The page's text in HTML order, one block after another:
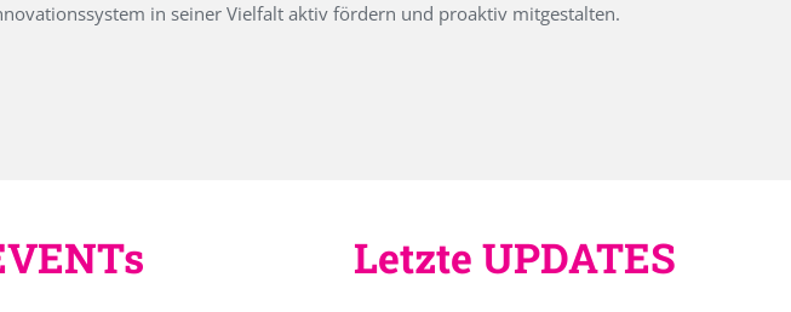
in seiner Vielfalt aktiv fördern und proaktiv mitgestalten.
Letzte UPDATES